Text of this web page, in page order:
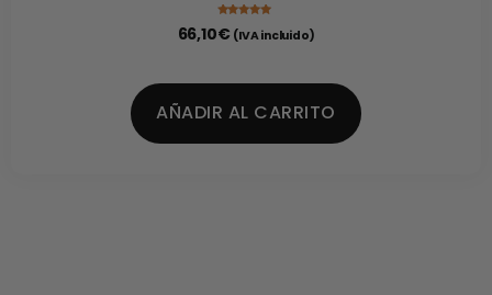
5.00de 5
66,10€ (IVA incluido)
AÑADIR AL CARRITO